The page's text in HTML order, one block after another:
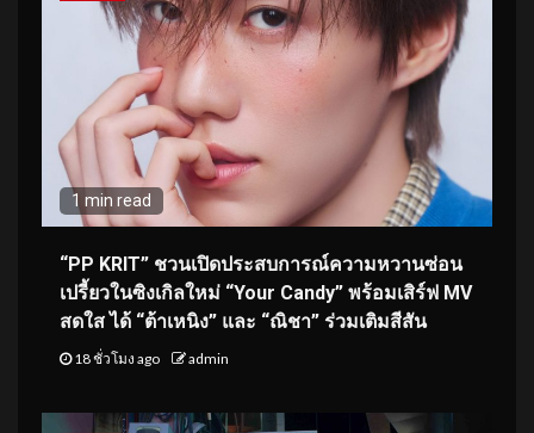
1 min read
“PP KRIT” ชวนเปิดประสบการณ์ความหวานซ่อน
เปรี้ยวในซิงเกิลใหม่ “Your Candy” พร้อมเสิร์ฟ MV
สดใส ได้ “ต้าเหนิง” และ “ณิชา” ร่วมเติมสีสัน
18 ชั่วโมง ago admin